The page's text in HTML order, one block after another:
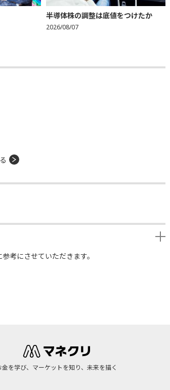
半導体株の調整は底値をつけたか
2026/08/07
考にさせていただきます。
金を学び、マーケットを知り、未来を描く